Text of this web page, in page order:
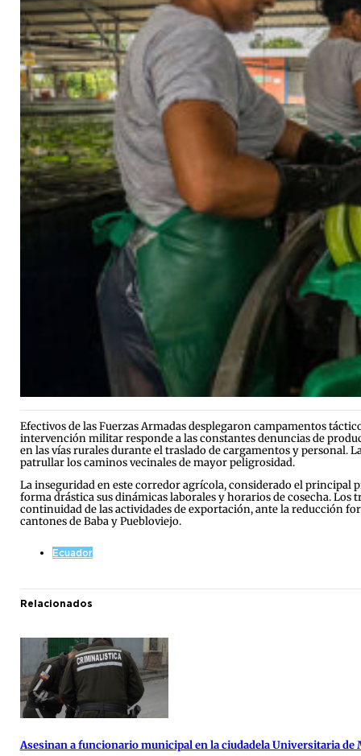
Efectivos de las Fuerzas Armadas desplegaron campamentos
intervención militar responde a las constantes denuncias de
en las vías rurales durante el traslado de cargamentos y personal.
patrullar los caminos vecinales de mayor peligrosidad.
La inseguridad en este corredor agrícola, considerado el principal
forma drástica sus dinámicas laborales y horarios de cosecha.
continuidad de las actividades de exportación, ante la reducción
cantones de Baba y Puebloviejo.
Ecuador
Relacionados
Asesinan a funcionario municipal en la ciudadela Universitaria de